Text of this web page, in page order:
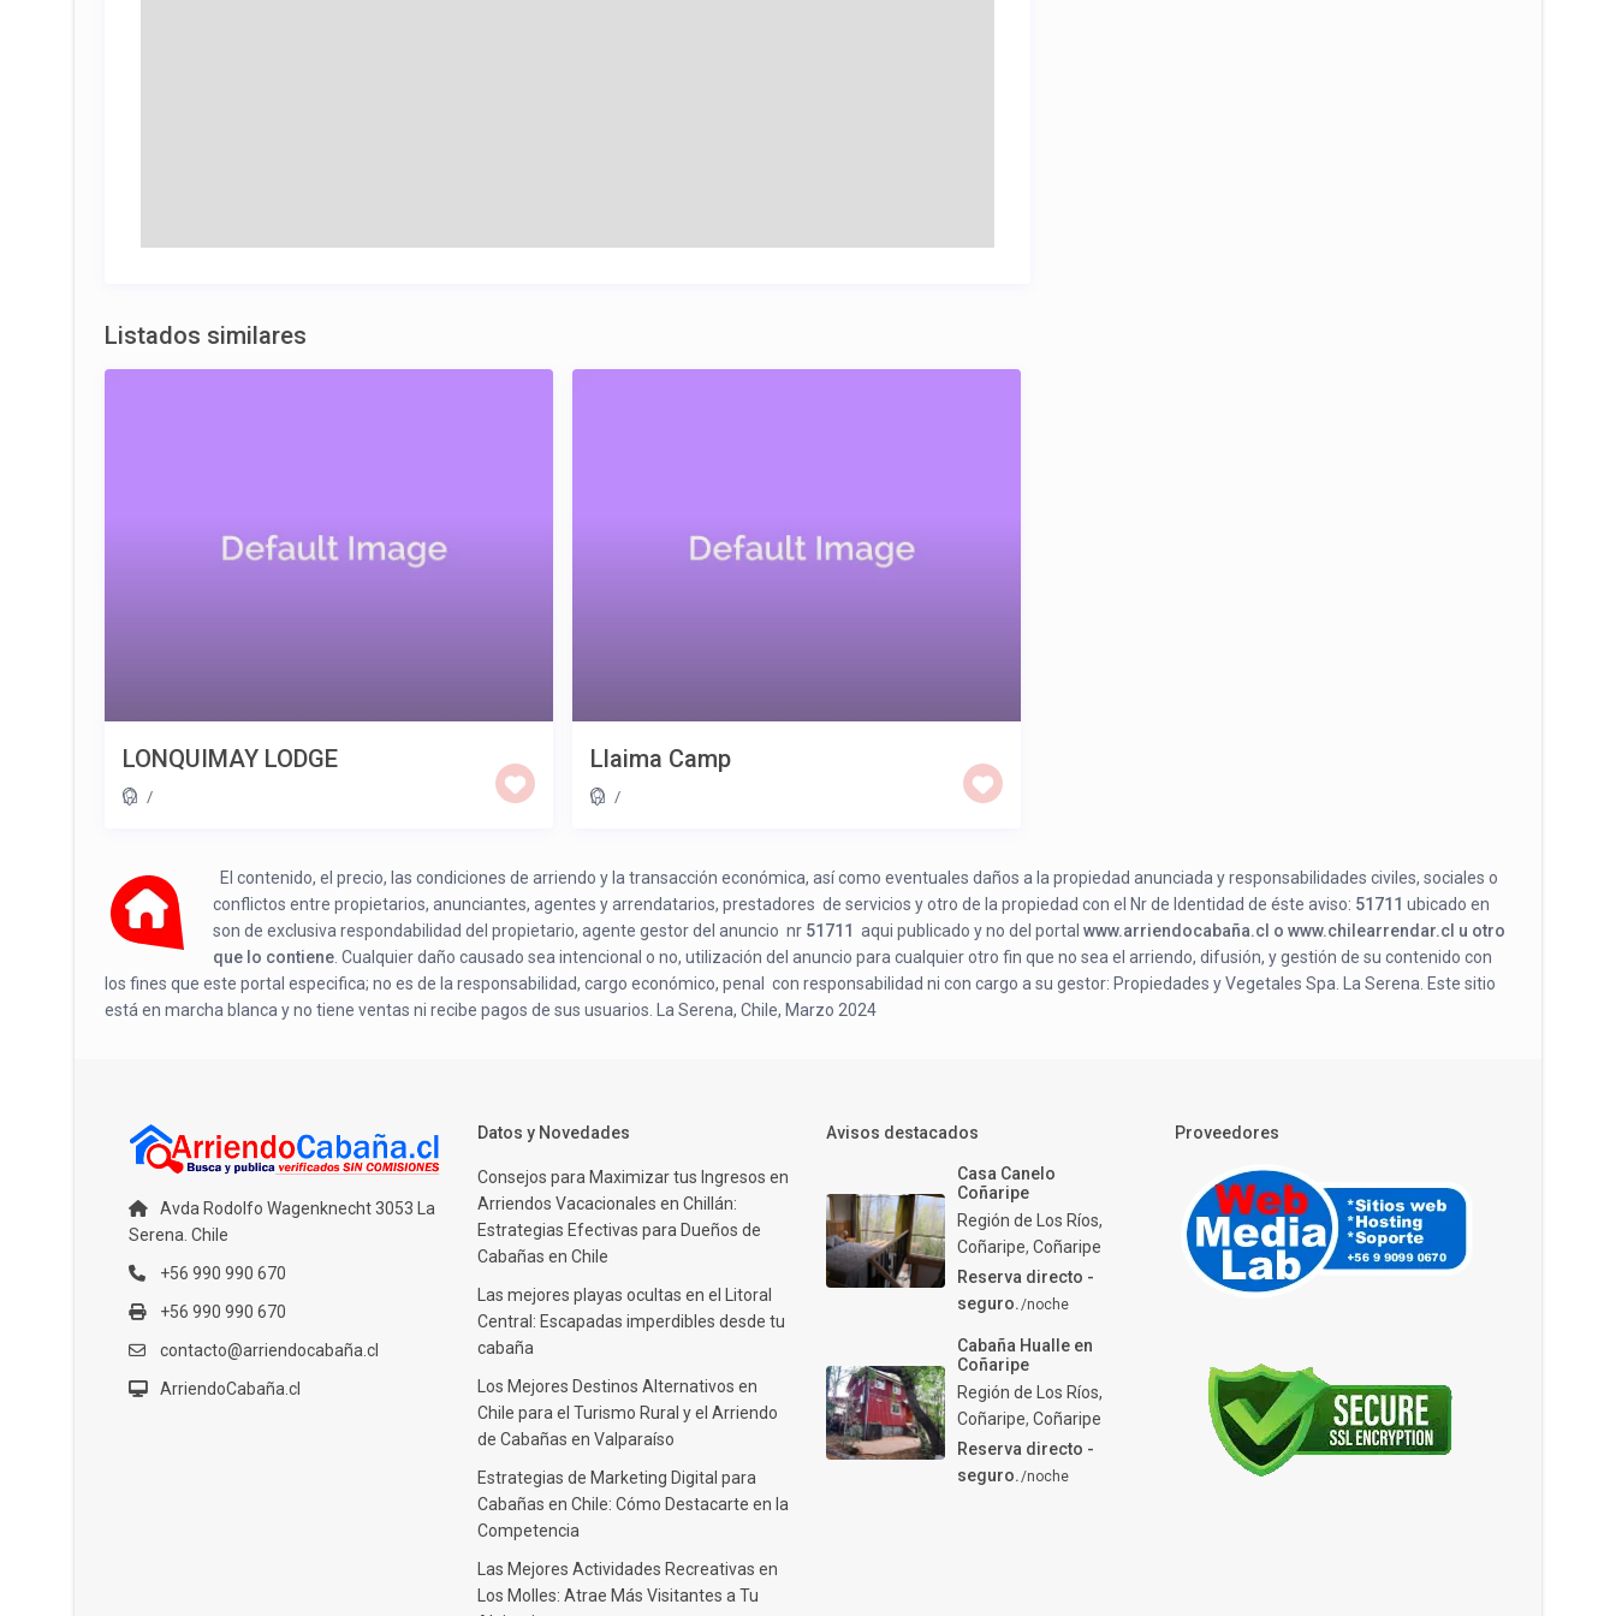
Listados similares
LONQUIMAY LODGE
/
Llaima Camp
/
El contenido, el precio, las condiciones de arriendo y la transacción económica, así como eventuales daños a la propiedad anunciada y responsabilidades civiles, sociales o
conflictos entre propietarios, anunciantes, agentes y arrendatarios, prestadores de servicios y otro de la propiedad con el Nr de Identidad de éste aviso: 51711 ubicado en
son de exclusiva respondabilidad del propietario, agente gestor del anuncio nr 51711 aqui publicado y no del portal www.arriendocabaña.cl o www.chilearrendar.cl u otro
que lo contiene . Cualquier daño causado sea intencional o no, utilización del anuncio para cualquier otro fin que no sea el arriendo, difusión, y gestión de su contenido con
los fines que este portal especifica; no es de la responsabilidad, cargo económico, penal con responsabilidad ni con cargo a su gestor: Propiedades y Vegetales Spa. La Serena. Este sitio
está en marcha blanca y no tiene ventas ni recibe pagos de sus usuarios. La Serena, Chile, Marzo 2024
Avda Rodolfo Wagenknecht 3053 La
Serena. Chile
+56 990 990 670
+56 990 990 670
contacto@arriendocabaña.cl
ArriendoCabaña.cl
Datos y Novedades
Consejos para Maximizar tus Ingresos en
Arriendos Vacacionales en Chillán:
Estrategias Efectivas para Dueños de
Cabañas en Chile
Las mejores playas ocultas en el Litoral
Central: Escapadas imperdibles desde tu
cabaña
Los Mejores Destinos Alternativos en
Chile para el Turismo Rural y el Arriendo
de Cabañas en Valparaíso
Estrategias de Marketing Digital para
Cabañas en Chile: Cómo Destacarte en la
Competencia
Las Mejores Actividades Recreativas en
Los Molles: Atrae Más Visitantes a Tu
Avisos destacados
Casa Canelo
Coñaripe
Región de Los Ríos,
Coñaripe,Coñaripe
Reserva directo -
seguro./noche
Cabaña Hualle en
Coñaripe
Región de Los Ríos,
Coñaripe,Coñaripe
Reserva directo -
seguro./noche
Proveedores